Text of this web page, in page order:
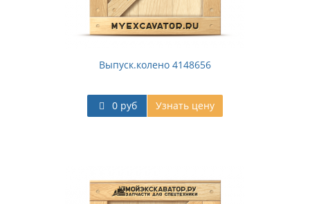
Выпуск.колено 4148656
0 руб Узнать цену